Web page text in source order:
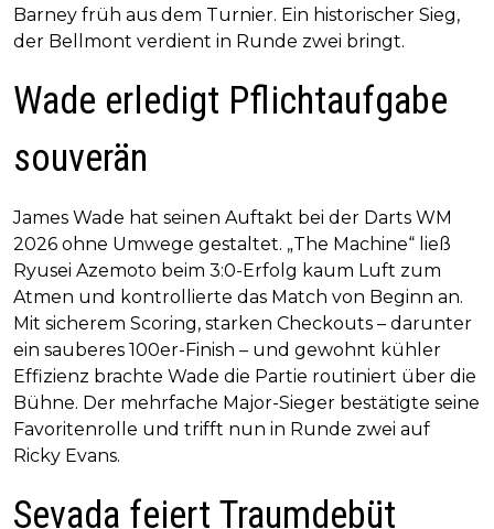
Barney früh aus dem Turnier. Ein historischer Sieg,
der Bellmont verdient in Runde zwei bringt.
Wade erledigt Pflichtaufgabe
souverän
James Wade hat seinen Auftakt bei der Darts WM
2026 ohne Umwege gestaltet. „The Machine“ ließ
Ryusei Azemoto beim 3:0-Erfolg kaum Luft zum
Atmen und kontrollierte das Match von Beginn an.
Mit sicherem Scoring, starken Checkouts – darunter
ein sauberes 100er-Finish – und gewohnt kühler
Effizienz brachte Wade die Partie routiniert über die
Bühne. Der mehrfache Major-Sieger bestätigte seine
Favoritenrolle und trifft nun in Runde zwei auf
Ricky Evans.
Sevada feiert Traumdebüt